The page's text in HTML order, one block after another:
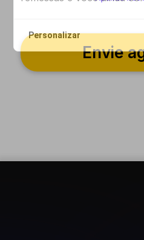
Envie
Personalizar